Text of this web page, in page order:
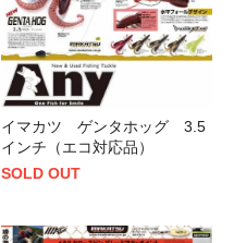
イマカツ ゲンタホッグ 3.5
インチ（エコ対応品）
SOLD OUT